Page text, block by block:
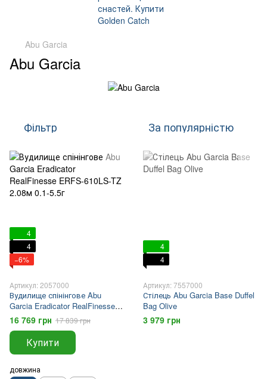
Abu Garcia
Abu Garcia
Фільтр За популярністю
4
4
−6%
Артикул: 2057000
Вудилище спінінгове Abu
Garcia Eradicator RealFinesse
ERFS-610LS-TZ 2.08м 0.1-5.5г
16 769 грн 17 839 грн
Купити
довжина
4
4
Артикул: 7557000
Стілець Abu Garcia Base Duffel
Bag Olive
3 979 грн